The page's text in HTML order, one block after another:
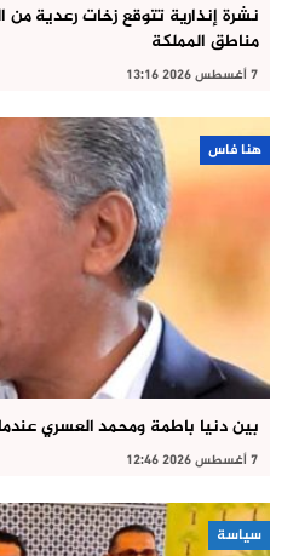
نشرة إنذارية تتوقع زخات رعدية من
مناطق المملكة
7 أغسطس 2026 13:16
هنا فاس
بين دنيا باطمة ومحمد العسري
7 أغسطس 2026 12:46
سياسة